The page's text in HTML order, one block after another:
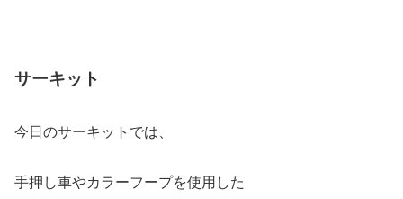
サーキット
今日のサーキットでは、
手押し車やカラーフープを使用した